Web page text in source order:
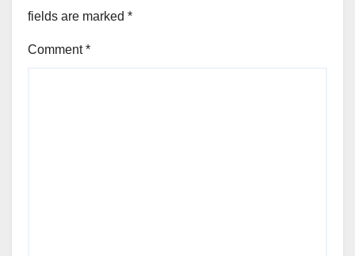
fields are marked *
Comment*